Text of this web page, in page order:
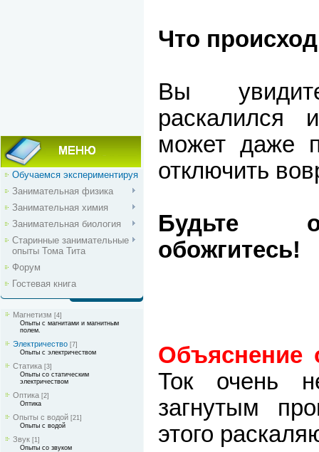
Обучаемся экспериментируя
Занимательная физика
Занимательная химия
Занимательная биология
Старинные занимательные
опыты Тома Тита
Форум
Гостевая книга
Магнетизм [4]
Опыты с магнитами и магнитным
полем.
Электричество [7]
Опыты с электричеством
Статика [3]
Опыты со статическим
электричеством
Оптика [2]
Оптика
Опыты с водой [21]
Опыты с водой
Звук [1]
Опыты со звуком
Что
Вы
может даже
отключить
Будьте
обожгитесь!
Объяснение
Ток очень
загнутым
этого